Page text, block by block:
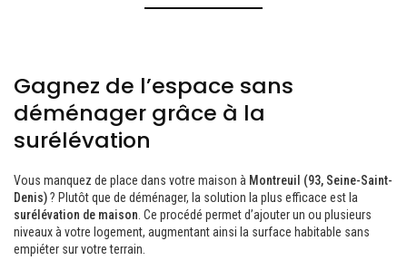
Gagnez de l’espace sans
déménager grâce à la
surélévation
Vous manquez de place dans votre maison à Montreuil (93, Seine-Saint-
Denis)? Plutôt que de déménager, la solution la plus efficace est la
surélévation de maison . Ce procédé permet d’ajouter un ou plusieurs
niveaux à votre logement, augmentant ainsi la surface habitable sans
empiéter sur votre terrain.